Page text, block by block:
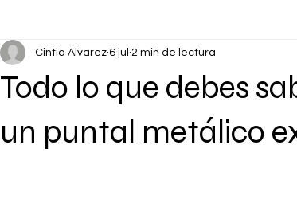
Todo lo que debes
un puntal metálico
Cintia Alvarez 6 jul 2 min de lectura